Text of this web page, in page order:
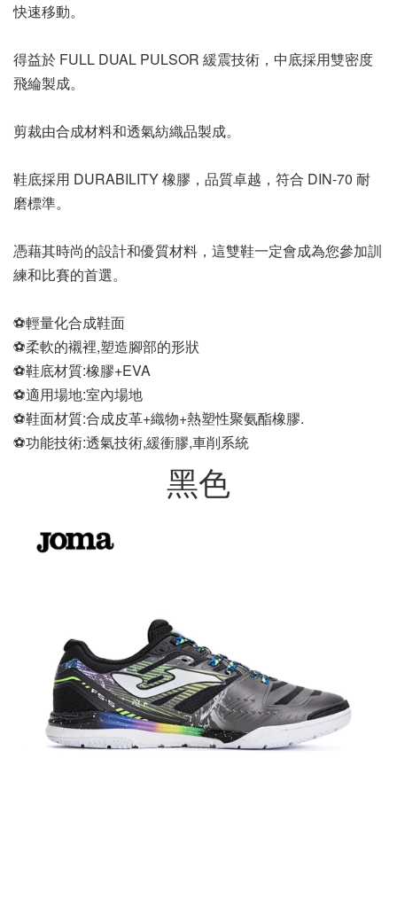
快速移動。
得益於 FULL DUAL PULSOR 緩震技術，中底採用雙密度
飛綸製成。
剪裁由合成材料和透氣紡織品製成。
鞋底採用 DURABILITY 橡膠，品質卓越，符合 DIN-70 耐
磨標準。
憑藉其時尚的設計和優質材料，這雙鞋一定會成為您參加訓
練和比賽的首選。
⚽輕量化合成鞋面
⚽柔軟的襯裡,塑造腳部的形狀
⚽鞋底材質:橡膠+EVA
⚽適用場地:室內場地
⚽鞋面材質:合成皮革+織物+熱塑性聚氨酯橡膠.
⚽功能技術:透氣技術,緩衝膠,車削系統
黑色